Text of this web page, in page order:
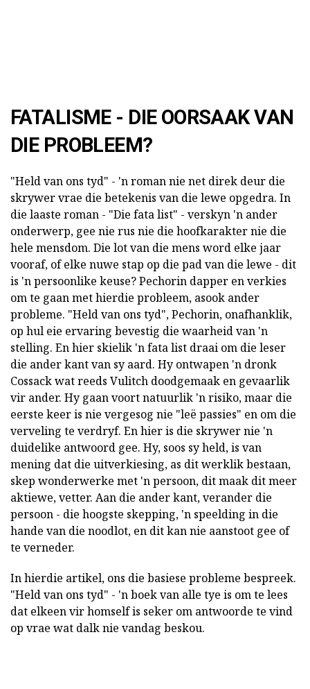
FATALISME - DIE OORSAAK VAN
DIE PROBLEEM?
"Held van ons tyd" - 'n roman nie net direk deur die
skrywer vrae die betekenis van die lewe opgedra. In
die laaste roman - "Die fata list" - verskyn 'n ander
onderwerp, gee nie rus nie die hoofkarakter nie die
hele mensdom. Die lot van die mens word elke jaar
vooraf, of elke nuwe stap op die pad van die lewe - dit
is 'n persoonlike keuse? Pechorin dapper en verkies
om te gaan met hierdie probleem, asook ander
probleme. "Held van ons tyd", Pechorin, onafhanklik,
op hul eie ervaring bevestig die waarheid van 'n
stelling. En hier skielik 'n fata list draai om die leser
die ander kant van sy aard. Hy ontwapen 'n dronk
Cossack wat reeds Vulitch doodgemaak en gevaarlik
vir ander. Hy gaan voort natuurlik 'n risiko, maar die
eerste keer is nie vergesog nie "leë passies" en om die
verveling te verdryf. En hier is die skrywer nie 'n
duidelike antwoord gee. Hy, soos sy held, is van
mening dat die uitverkiesing, as dit werklik bestaan,
skep wonderwerke met 'n persoon, dit maak dit meer
aktiewe, vetter. Aan die ander kant, verander die
persoon - die hoogste skepping, 'n speelding in die
hande van die noodlot, en dit kan nie aanstoot gee of
te verneder.
In hierdie artikel, ons die basiese probleme bespreek.
"Held van ons tyd" - 'n boek van alle tye is om te lees
dat elkeen vir homself is seker om antwoorde te vind
op vrae wat dalk nie vandag beskou.